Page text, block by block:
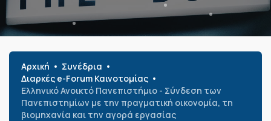
Αρχική
Συνέδρια
Διαρκές e-Forum Καινοτομίας
Ελληνικό Ανοικτό Πανεπιστήμιο - Σύνδεση των
Πανεπιστημίων με την πραγματική οικονομία, τη
βιομηχανία και την αγορά εργασίας